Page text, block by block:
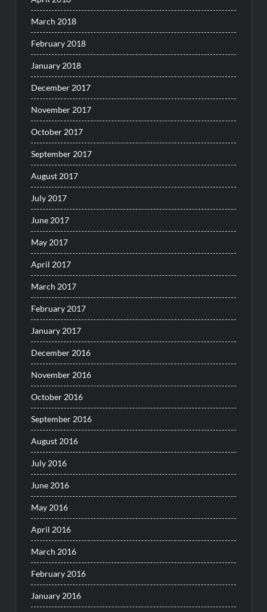
March 2018
February 2018
January 2018
December 2017
November 2017
October 2017
September 2017
August 2017
July 2017
June 2017
May 2017
April 2017
March 2017
February 2017
January 2017
December 2016
November 2016
October 2016
September 2016
August 2016
July 2016
June 2016
May 2016
April 2016
March 2016
February 2016
January 2016